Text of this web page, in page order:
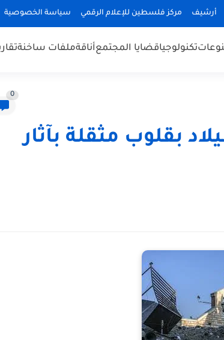
أرشيف مركز فلسطين للإعلام الرقمي سياسة الخصوصية
تكنولوجياقضايا المجتمعأناقةملفات ساخنة
0
بقلوب مثقلة بآثار